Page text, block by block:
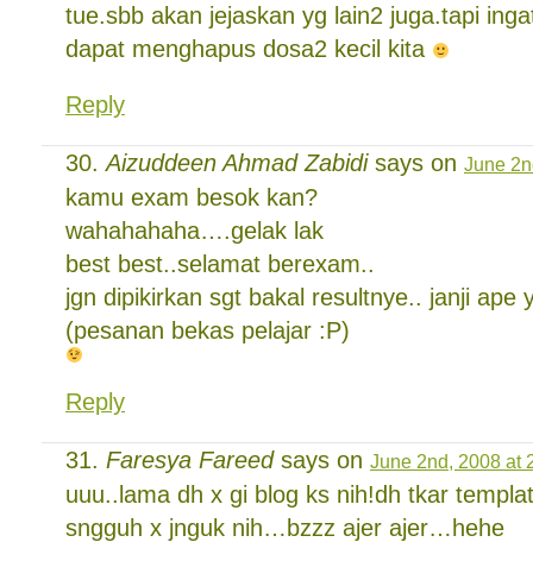
tue.sbb akan jejaskan yg lain2 juga.tapi
dapat menghapus dosa2 kecil kita
Reply
Aizuddeen Ahmad Zabidisays on June
kamu exam besok kan?
wahahahaha….gelak lak
best best..selamat berexam..
jgn dipikirkan sgt bakal resultnye.. janji ape
(pesanan bekas pelajar :P)
Reply
Faresya Fareedsays on June 2nd, 2008 at
uuu..lama dh x gi blog ks nih!dh tkar
sngguh x jnguk nih…bzzz ajer ajer…hehe